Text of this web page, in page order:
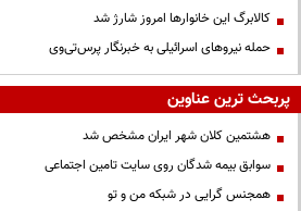
کالابرگ این خانوارها امروز شارژ شد
حمله نیروهای اسرائیلی به خبرنگار پرس‌تی‌وی
پربحث ترین عناوین
هشتمین کلان شهر ایران مشخص شد
سوابق بیمه شدگان روی سایت تامین اجتماعی
همجنس گرایی در شبکه من و تو